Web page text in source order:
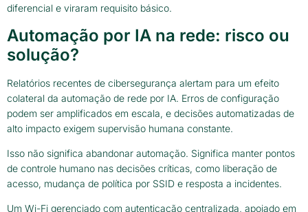
diferencial e viraram requisito básico.
Automação por IA na rede: risco ou
solução?
Relatórios recentes de cibersegurança alertam para um efeito
colateral da automação de rede por IA. Erros de configuração
podem ser amplificados em escala, e decisões automatizadas de
alto impacto exigem supervisão humana constante.
Isso não significa abandonar automação. Significa manter pontos
de controle humano nas decisões críticas, como liberação de
acesso, mudança de política por SSID e resposta a incidentes.
Um Wi-Fi gerenciado com autenticação centralizada, apoiado em